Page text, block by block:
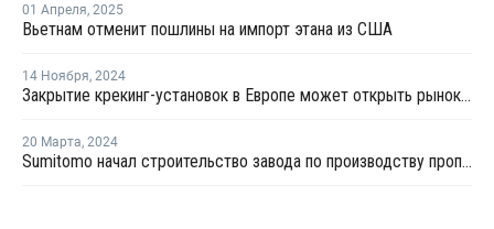
01 Апреля, 2025
Вьетнам отменит пошлины на импорт этана из США
14 Ноября, 2024
Закрытие крекинг-установок в Европе может открыть рынок для экспорта этилена из США
20 Марта, 2024
Sumitomo начал строительство завода по производству пропилена